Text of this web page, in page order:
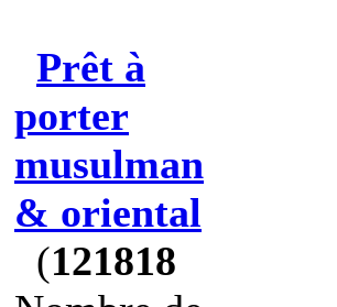
Prêt à
porter
musulman
& oriental
(121818